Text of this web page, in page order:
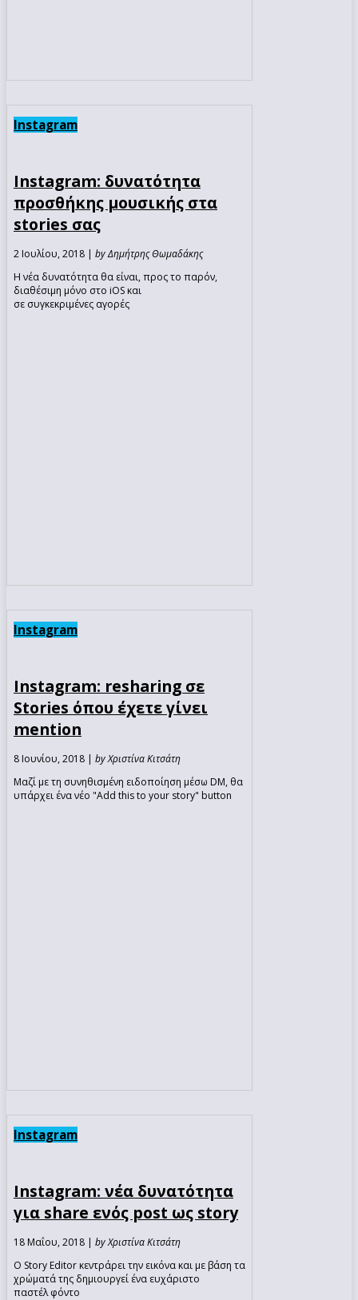
Instagram
Instagram: δυνατότητα
προσθήκης μουσικής στα
stories σας
2 Ιουλίου, 2018 | by Δημήτρης Θωμαδάκης
Η νέα δυνατότητα θα είναι, προς το παρόν,
διαθέσιμη μόνο στο iOS και
σε συγκεκριμένες αγορές
Instagram
Instagram: resharing σε
Stories όπου έχετε γίνει
mention
8 Ιουνίου, 2018 | by Χριστίνα Κιτσάτη
Μαζί με τη συνηθισμένη ειδοποίηση μέσω DM, θα
υπάρχει ένα νέο "Add this to your story" button
Instagram
Instagram: νέα δυνατότητα
για share ενός post ως story
18 Μαΐου, 2018 | by Χριστίνα Κιτσάτη
Ο Story Editor κεντράρει την εικόνα και με βάση τα
χρώματά της δημιουργεί ένα ευχάριστο
παστέλ φόντο